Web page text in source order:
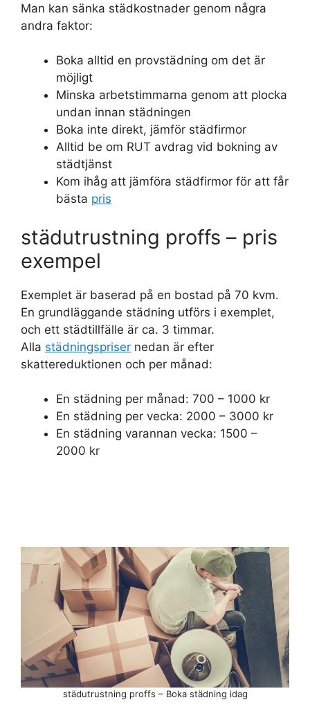
Man kan sänka städkostnader genom några
andra faktor:
Boka alltid en provstädning om det är
möjligt
Minska arbetstimmarna genom att plocka
undan innan städningen
Boka inte direkt, jämför städfirmor
Alltid be om RUT avdrag vid bokning av
städtjänst
Kom ihåg att jämföra städfirmor för att får
bästa pris
städutrustning proffs – pris
exempel
Exemplet är baserad på en bostad på 70 kvm.
En grundläggande städning utförs i exemplet,
och ett städtillfälle är ca. 3 timmar.
Alla städningspriser nedan är efter
skattereduktionen och per månad:
En städning per månad: 700 – 1000 kr
En städning per vecka: 2000 – 3000 kr
En städning varannan vecka: 1500 –
2000 kr
städutrustning proffs – Boka städning idag